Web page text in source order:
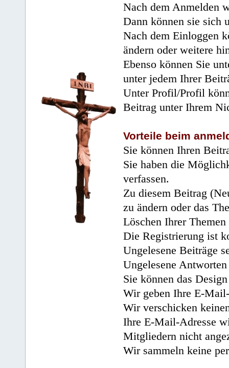
Nach dem Anmelden
Dann können sie sich
Nach dem Einloggen
ändern oder weitere
Ebenso können Sie
unter jedem Ihrer
Unter Profil/Profil
Beitrag unter Ihrem
Vorteile beim
Sie können Ihren
Sie haben die
verfassen.
Zu diesem Beitrag
zu ändern oder das
Löschen Ihrer
Die Registrierung ist
Ungelesene Beiträge
Ungelesene
Sie können das
Wir geben Ihre E-
Wir verschicken
Ihre E-Mail-Adresse
Mitgliedern nicht
Wir sammeln keine